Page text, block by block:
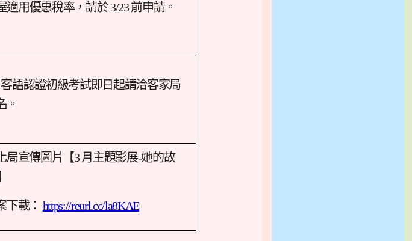
適用優惠稅率，請於 3/23 前申請。
語認證初級考試即日起請洽客家局
。
局宣傳圖片【3 月主題影展-她的故
下載： https://reurl.cc/la8KAE